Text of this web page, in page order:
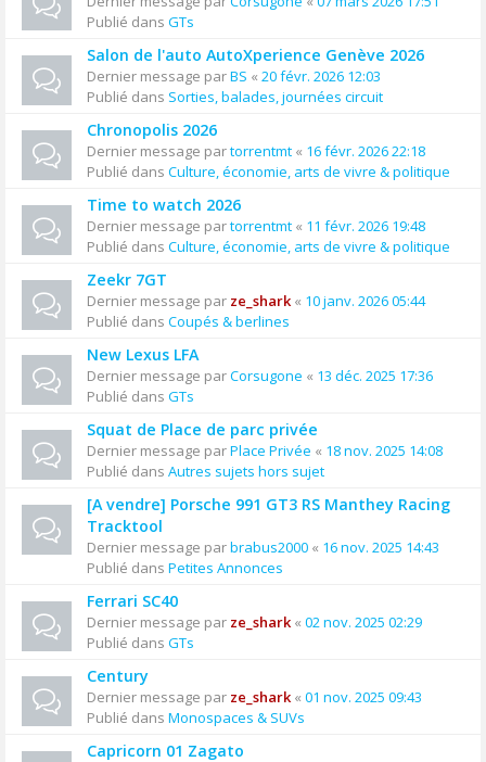
Publié dans GTs
Salon de l'auto AutoXperience Genève 2026
Dernier message parBS « 20 févr. 2026 12:03
Publié dans Sorties, balades, journées circuit
Chronopolis 2026
Dernier message partorrentmt « 16 févr. 2026 22:18
Publié dans Culture, économie, arts de vivre & politique
Time to watch 2026
Dernier message partorrentmt « 11 févr. 2026 19:48
Publié dans Culture, économie, arts de vivre & politique
Zeekr 7GT
Dernier message par ze_shark« 10 janv. 2026 05:44
Publié dans Coupés & berlines
New Lexus LFA
Dernier message parCorsugone « 13 déc. 2025 17:36
Publié dans GTs
Squat de Place de parc privée
Dernier message parPlace Privée « 18 nov. 2025 14:08
Publié dans Autres sujets hors sujet
[A vendre] Porsche 991 GT3 RS Manthey Racing
Tracktool
Dernier message parbrabus2000 « 16 nov. 2025 14:43
Publié dans Petites Annonces
Ferrari SC40
Dernier message par ze_shark« 02 nov. 2025 02:29
Publié dans GTs
Century
Dernier message par ze_shark« 01 nov. 2025 09:43
Publié dans Monospaces & SUVs
Capricorn 01 Zagato